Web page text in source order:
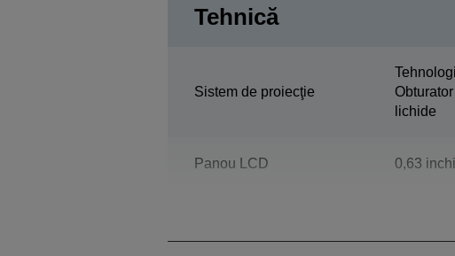
Tehnică
Sistem de proiecţie
lichide
Panou LCD 0,63